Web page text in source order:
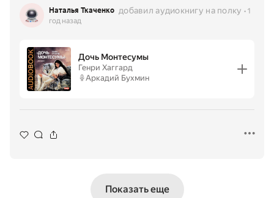
Наталья Ткаченко добавил аудиокнигу на полку
1
год назад
Дочь Монтесумы
Генри Хаггард
Аркадий Бухмин
Показать еще